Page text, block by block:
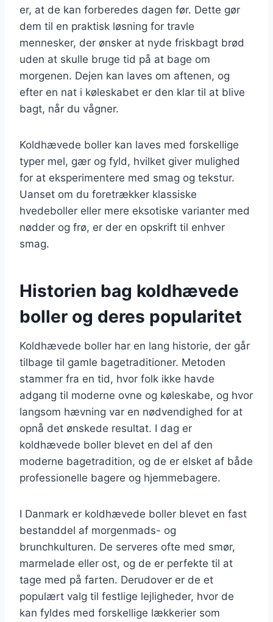
er, at de kan forberedes dagen før. Dette gør
dem til en praktisk løsning for travle
mennesker, der ønsker at nyde friskbagt brød
uden at skulle bruge tid på at bage om
morgenen. Dejen kan laves om aftenen, og
efter en nat i køleskabet er den klar til at blive
bagt, når du vågner.
Koldhævede boller kan laves med forskellige
typer mel, gær og fyld, hvilket giver mulighed
for at eksperimentere med smag og tekstur.
Uanset om du foretrækker klassiske
hvedeboller eller mere eksotiske varianter med
nødder og frø, er der en opskrift til enhver
smag.
Historien bag koldhævede
boller og deres popularitet
Koldhævede boller har en lang historie, der går
tilbage til gamle bagetraditioner. Metoden
stammer fra en tid, hvor folk ikke havde
adgang til moderne ovne og køleskabe, og hvor
langsom hævning var en nødvendighed for at
opnå det ønskede resultat. I dag er
koldhævede boller blevet en del af den
moderne bagetradition, og de er elsket af både
professionelle bagere og hjemmebagere.
I Danmark er koldhævede boller blevet en fast
bestanddel af morgenmads- og
brunchkulturen. De serveres ofte med smør,
marmelade eller ost, og de er perfekte til at
tage med på farten. Derudover er de et
populært valg til festlige lejligheder, hvor de
kan fyldes med forskellige lækkerier som